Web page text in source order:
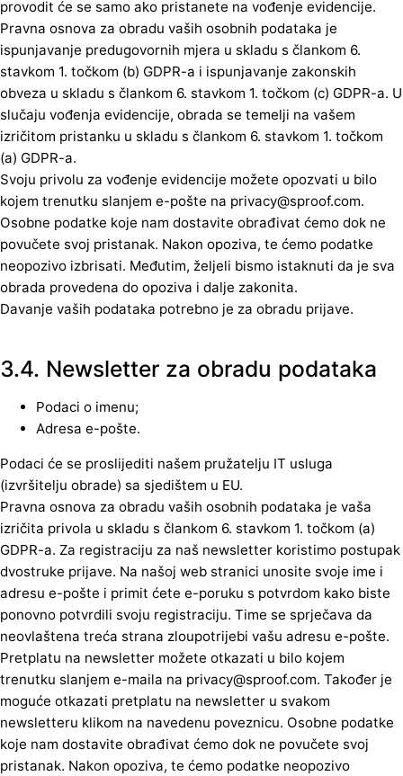
provodit će se samo ako pristanete na vođenje evidencije.
Pravna osnova za obradu vaših osobnih podataka je
ispunjavanje predugovornih mjera u skladu s člankom 6.
stavkom 1. točkom (b) GDPR-a i ispunjavanje zakonskih
obveza u skladu s člankom 6. stavkom 1. točkom (c) GDPR-a. U
slučaju vođenja evidencije, obrada se temelji na vašem
izričitom pristanku u skladu s člankom 6. stavkom 1. točkom
(a) GDPR-a.
Svoju privolu za vođenje evidencije možete opozvati u bilo
kojem trenutku slanjem e-pošte na privacy@sproof.com.
Osobne podatke koje nam dostavite obrađivat ćemo dok ne
povučete svoj pristanak. Nakon opoziva, te ćemo podatke
neopozivo izbrisati. Međutim, željeli bismo istaknuti da je sva
obrada provedena do opoziva i dalje zakonita.
Davanje vaših podataka potrebno je za obradu prijave.
3.4. Newsletter za obradu podataka
Podaci o imenu;
Adresa e-pošte.
Podaci će se proslijediti našem pružatelju IT usluga
(izvršitelju obrade) sa sjedištem u EU.
Pravna osnova za obradu vaših osobnih podataka je vaša
izričita privola u skladu s člankom 6. stavkom 1. točkom (a)
GDPR-a. Za registraciju za naš newsletter koristimo postupak
dvostruke prijave. Na našoj web stranici unosite svoje ime i
adresu e-pošte i primit ćete e-poruku s potvrdom kako biste
ponovno potvrdili svoju registraciju. Time se sprječava da
neovlaštena treća strana zloupotrijebi vašu adresu e-pošte.
Pretplatu na newsletter možete otkazati u bilo kojem
trenutku slanjem e-maila na privacy@sproof.com. Također je
moguće otkazati pretplatu na newsletter u svakom
newsletteru klikom na navedenu poveznicu. Osobne podatke
koje nam dostavite obrađivat ćemo dok ne povučete svoj
pristanak. Nakon opoziva, te ćemo podatke neopozivo